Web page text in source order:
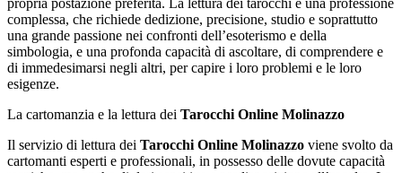
complessa, che richiede dedizione, precisione, studio e soprattutto
una grande passione nei confronti dell’esoterismo e della
simbologia, e una profonda capacità di ascoltare, di comprendere e
di immedesimarsi negli altri, per capire i loro problemi e le loro
esigenze.
La cartomanzia e la lettura dei Tarocchi Online Molinazzo
Il servizio di lettura dei Tarocchi Online Molinazzo viene svolto da
cartomanti esperti e professionali, in possesso delle dovute capacità